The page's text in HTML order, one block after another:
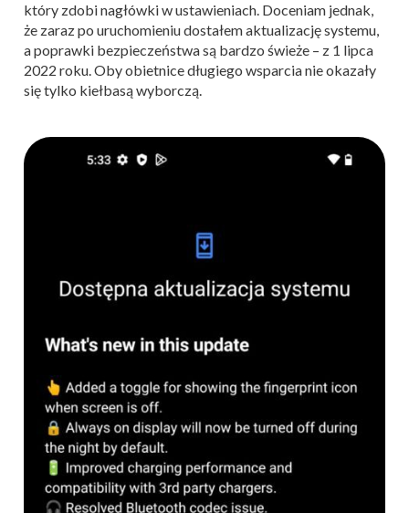
który zdobi nagłówki w ustawieniach. Doceniam jednak,
że zaraz po uruchomieniu dostałem aktualizację systemu,
a poprawki bezpieczeństwa są bardzo świeże – z 1 lipca
2022 roku. Oby obietnice długiego wsparcia nie okazały
się tylko kiełbasą wyborczą.